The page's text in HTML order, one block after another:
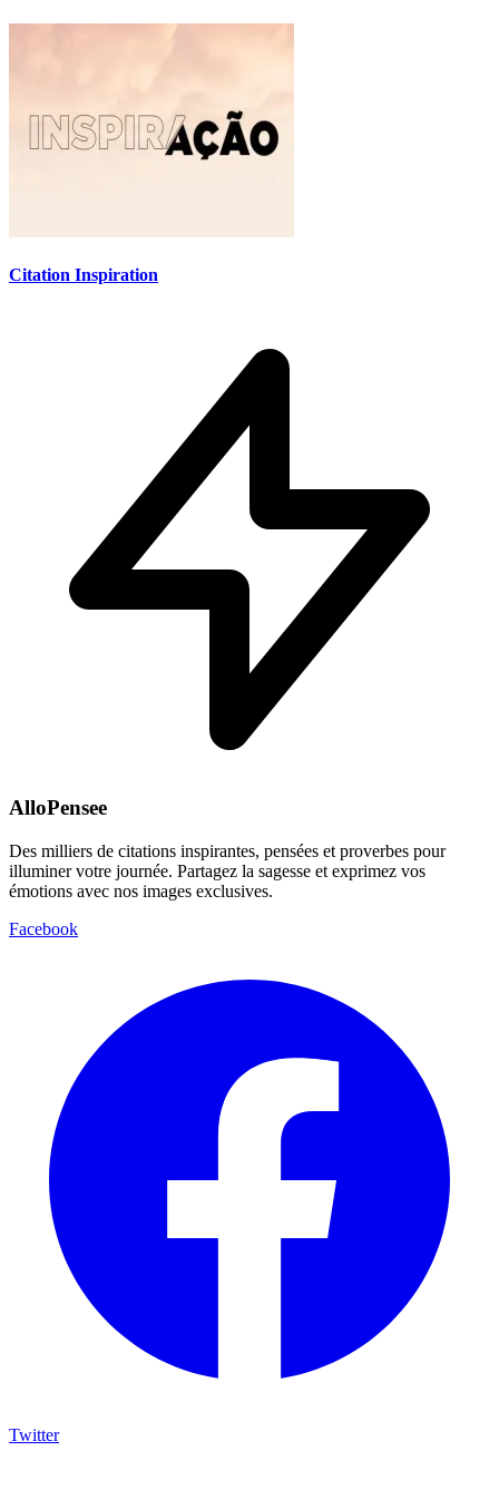
Citation Inspiration
AlloPensee
Des milliers de citations inspirantes, pensées et proverbes pour
illuminer votre journée. Partagez la sagesse et exprimez vos
émotions avec nos images exclusives.
Facebook
Twitter